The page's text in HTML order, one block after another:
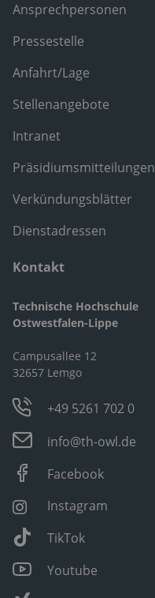
Ansprechpersonen
Pressestelle
Anfahrt/Lage
Stellenangebote
Intranet
Präsidiumsmitteilungen
Verkündungsblätter
Dienstadressen
Kontakt
Technische Hochschule
Ostwestfalen-Lippe
Campusallee 12
32657 Lemgo
+49 5261 702 0
info@th-owl.de
Facebook
Instagram
TikTok
Youtube